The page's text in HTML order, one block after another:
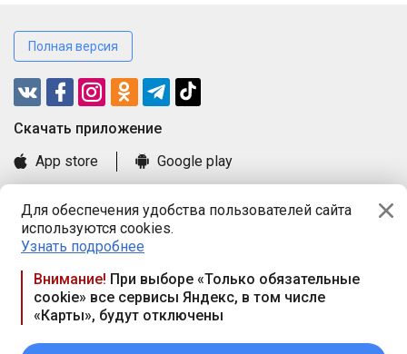
Для обеспечения удобства пользователей сайта
используются cookies.
Узнать подробнее
Внимание! При выборе «Только обязательные
cookie» все сервисы Яндекс, в том числе
«Карты», будут отключены
Полная версия
Cкачать приложение
App store
Google play
Книга замечаний и предложений
Правила и документы
Praca.by © 2000—2026, ООО «ПРАЦА БАЙ»
Республика Беларусь, 220114, г. Минск, пр-т Независимости
117а, пом. № 9.
вых. дн. — сб., вс.